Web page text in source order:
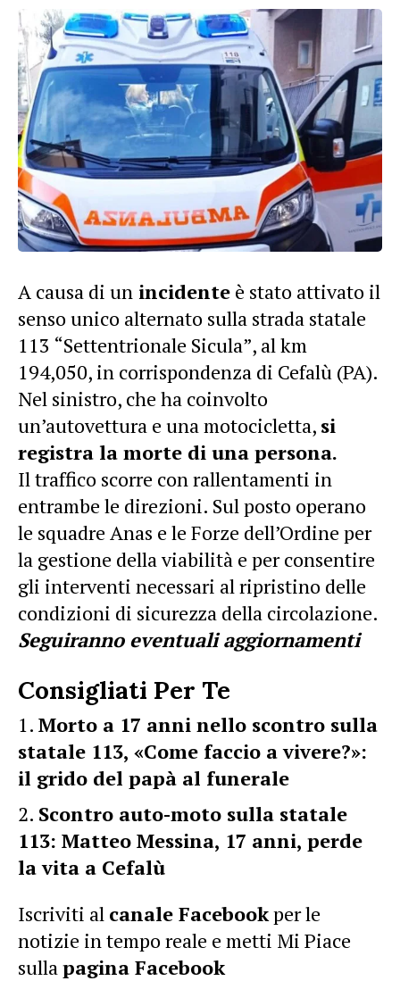
A causa di un incidente è stato attivato il
senso unico alternato sulla strada statale
113 “Settentrionale Sicula”, al km
194,050, in corrispondenza di Cefalù (PA).
Nel sinistro, che ha coinvolto
un’autovettura e una motocicletta, si
registra la morte di una persona.
Il traffico scorre con rallentamenti in
entrambe le direzioni. Sul posto operano
le squadre Anas e le Forze dell’Ordine per
la gestione della viabilità e per consentire
gli interventi necessari al ripristino delle
condizioni di sicurezza della circolazione.
Seguiranno eventuali aggiornamenti
Consigliati Per Te
Morto a 17 anni nello scontro sulla
statale 113, «Come faccio a vivere?»:
il grido del papà al funerale
Scontro auto-moto sulla statale
113: Matteo Messina, 17 anni, perde
la vita a Cefalù
Iscriviti al canale Facebookper le
notizie in tempo reale e metti Mi Piace
sullapagina Facebook